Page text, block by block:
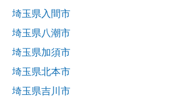
埼玉県入間市
埼玉県八潮市
埼玉県加須市
埼玉県北本市
埼玉県吉川市